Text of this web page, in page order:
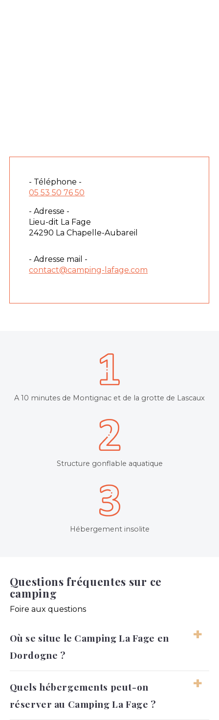
A 10 minutes de Montignac et de la grotte de Lascaux
Structure gonflable aquatique
Hébergement insolite
- Téléphone -
05 53 50 76 50
- Adresse -
Lieu-dit La Fage
24290 La Chapelle-Aubareil
- Adresse mail -
contact@camping-lafage.com
Questions fréquentes sur ce
camping
Foire aux questions
Où se situe le Camping La Fage en
Dordogne ?
Le Camping La Fage se situe en Dordogne, en
Nouvelle-Aquitaine, au cœur du Périgord Noir.
Le site officiel le présente comme un camping
Quels hébergements peut-on
réserver au Camping La Fage ?